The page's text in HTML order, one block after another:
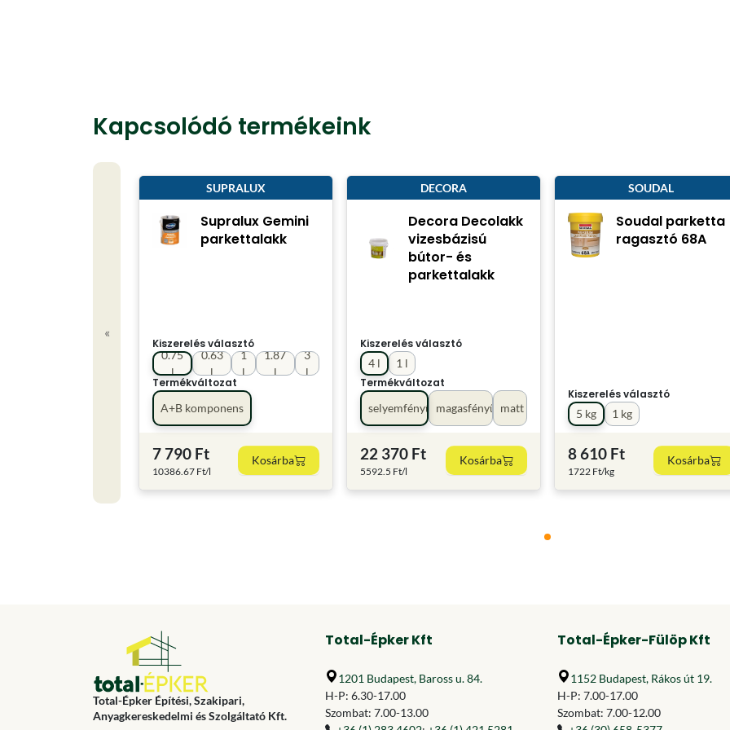
Kapcsolódó termékeink
«
SUPRALUX
Supralux Gemini
parkettalakk
Kiszerelés választó
0.63
l
0.75
l
1
l
1.87
l
3
l
Termékváltozat
A+B komponens
7 790 Ft
10386.67 Ft/l
Kosárba
DECORA
Decora Decolakk
vizesbázisú
bútor- és
parkettalakk
Kiszerelés választó
1 l
4 l
Termékváltozat
magasfényű
matt
selyemfényű
22 370 Ft
5592.5 Ft/l
Kosárba
SOUDAL
Soudal parketta
ragasztó 68A
Kiszerelés választó
1 kg
5 kg
8 610 Ft
1722 Ft/kg
Kosárba
Total-Épker Építési, Szakipari,
Anyagkereskedelmi és Szolgáltató Kft.
Total-Épker Kft
1201 Budapest, Baross u. 84.
H-P: 6.30-17.00
Szombat: 7.00-13.00
Total-Épker-Fülöp Kft
1152 Budapest, Rákos út 19.
H-P: 7.00-17.00
Szombat: 7.00-12.00